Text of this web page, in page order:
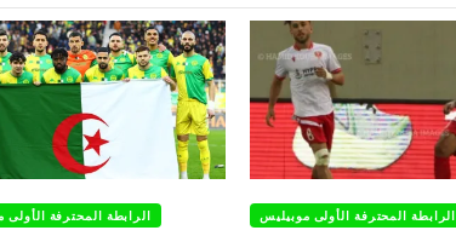
الرابطة المحترفة الأولى الرابطة المحترفة الأولى موبيليس